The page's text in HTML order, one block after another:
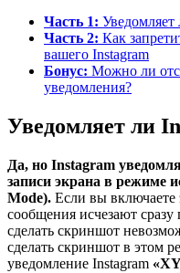
Часть 1: Уведомляет
Часть 2: Как
вашего Instagram
Бонус: Можно ли
уведомления?
Уведомляет ли
Да, но Instagram
записи экрана в режиме
Mode). Если вы включаете
сообщения исчезают
сделать скриншот
сделать скриншот в этом
уведомление Instagram